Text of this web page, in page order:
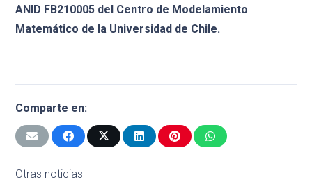
ANID FB210005 del Centro de Modelamiento
Matemático de la Universidad de Chile.
Comparte en:
Otras noticias